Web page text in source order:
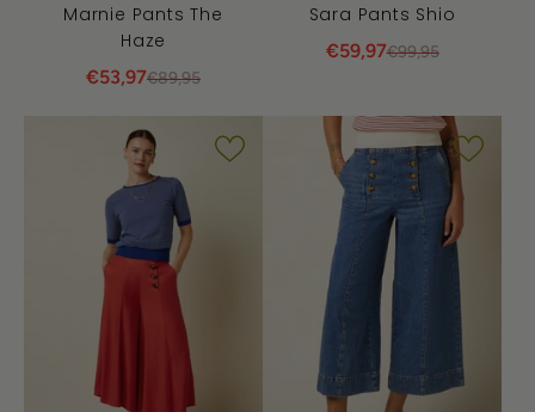
Marnie Pants The
Haze
€53,97€89,95
Sara Pants Shio
€59,97€99,95